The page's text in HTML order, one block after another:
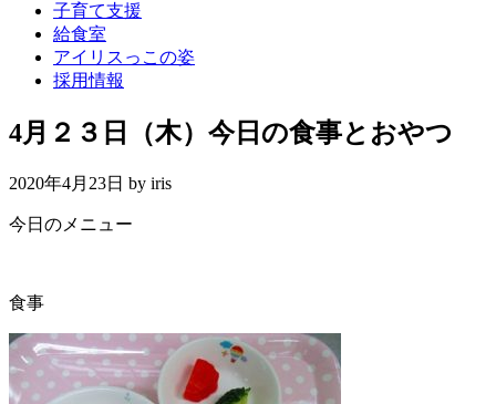
子育て支援
給食室
アイリスっこの姿
採用情報
4月２３日（木）今日の食事とおやつ
2020年4月23日 by iris
今日のメニュー
食事